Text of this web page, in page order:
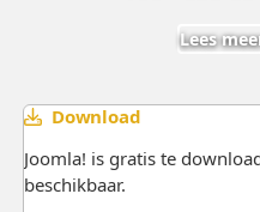
Lees
Download
Joomla! is gratis te
beschikbaar.